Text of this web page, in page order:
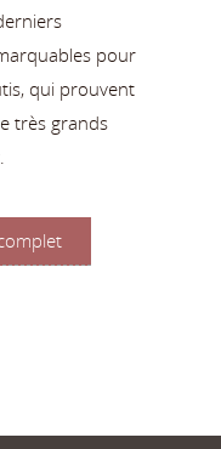
pour
qui prouvent
très grands